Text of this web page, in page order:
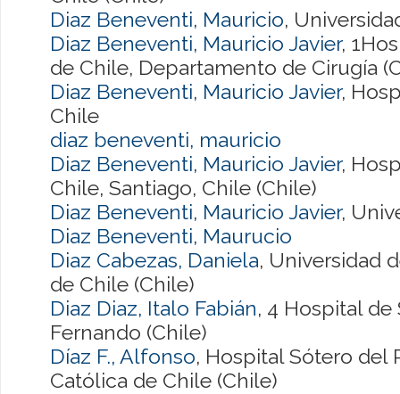
Diaz Beneventi, Mauricio,
Diaz Beneventi, Mauricio Javier,
de Chile, Departamento de Cirugía
Diaz Beneventi, Mauricio Javier,
Chile
diaz beneventi, mauricio
Diaz Beneventi, Mauricio Javier,
Chile, Santiago, Chile (Chile)
Diaz Beneventi, Mauricio Javier,
Diaz Beneventi, Maurucio
Diaz Cabezas, Daniela, Universidad
de Chile (Chile)
Diaz Diaz, Italo Fabián, 4 Hospital de
Fernando (Chile)
Díaz F., Alfonso, Hospital Sótero del
Católica de Chile (Chile)